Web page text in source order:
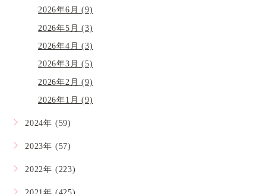
2026年6月 (9)
2026年5月 (3)
2026年4月 (3)
2026年3月 (5)
2026年2月 (9)
2026年1月 (9)
2024年 (59)
2023年 (57)
2022年 (223)